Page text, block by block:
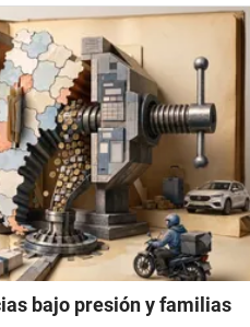
bajo presión y familias